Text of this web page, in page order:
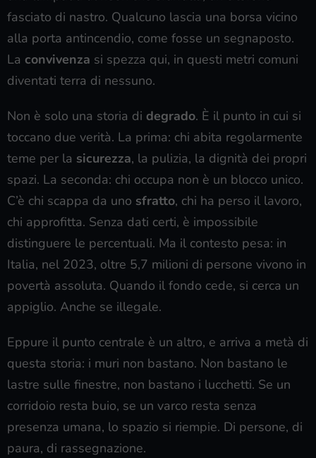
fasciato di nastro. Qualcuno lascia una borsa vicino
alla porta antincendio, come fosse un segnaposto.
La convivenza si spezza qui, in questi metri comuni
diventati terra di nessuno.
Non è solo una storia di degrado. È il punto in cui si
toccano due verità. La prima: chi abita regolarmente
teme per la sicurezza, la pulizia, la dignità dei propri
spazi. La seconda: chi occupa non è un blocco unico.
C’è chi scappa da uno sfratto, chi ha perso il lavoro,
chi approfitta. Senza dati certi, è impossibile
distinguere le percentuali. Ma il contesto pesa: in
Italia, nel 2023, oltre 5,7 milioni di persone vivono in
povertà assoluta. Quando il fondo cede, si cerca un
appiglio. Anche se illegale.
Eppure il punto centrale è un altro, e arriva a metà di
questa storia: i muri non bastano. Non bastano le
lastre sulle finestre, non bastano i lucchetti. Se un
corridoio resta buio, se un varco resta senza
presenza umana, lo spazio si riempie. Di persone, di
paura, di rassegnazione.